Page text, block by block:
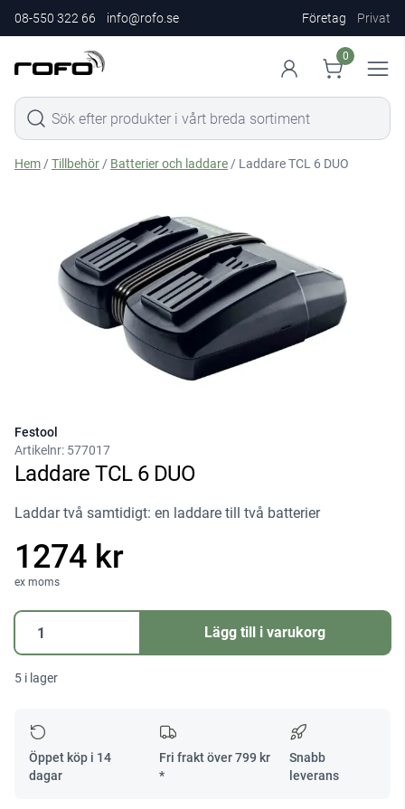
08-550 322 66 info@rofo.se Företag Privat
0
Hem /Tillbehör / Batterier och laddare / Laddare TCL 6 DUO
Festool
Artikelnr: 577017
Laddare TCL 6 DUO
Laddar två samtidigt: en laddare till två batterier
1274 kr
ex moms
Laddare
DUO
Lägg till i varukorg
5 i lager
Öppet köp i 14
dagar
Fri frakt över799 kr
*
Snabb
leverans